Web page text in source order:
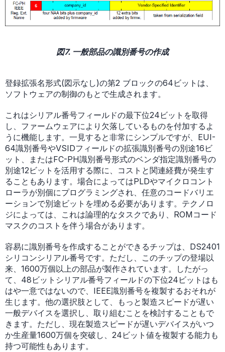
図7. 一般部品の識別番号の作成
登録拡張名形式(図示なし)の第2 ブロックの64ビットは、
ソフトウェアの制御のもとで生成されます。
これはシリアル番号フィールドの最下位24ビットを取得
し、ファームウェアにより欠落しているものを付加するよ
うに機能します。一見すると非常にシンプルですが、EUI-
64識別番号やVSIDフィールドの拡張識別番号の別途16ビ
ット、またはFC-PH識別番号形式のベンダ指定識別番号の
別途12ビットを活用する際に、コストと関連経費が発生す
ることもあります。場合によってはPLDやマイクロコント
ローラが別個にプログラミングされ、任意のコードバリエ
ーションで別途ビットを埋める必要があります。テクノロ
ジによっては、これは論理的なタスクであり、ROMコード
マスクのコストを伴う場合があります。
容易に識別番号を作成することができるチップは、DS2401
シリコンシリアル番号です。ただし、このチップの登場以
来、1600万個以上の部品が製作されています。したがっ
て、48ビットシリアル番号フィールドの下位24ビットはも
はや一意ではないので、IEEE識別番号を複製するおそれが
生じます。他の選択肢として、もっと製造スピードが遅い
一般デバイスを選択し、取り組むことを検討することもで
きます。ただし、現在製造スピードが遅いデバイスがいつ
か生産量1600万個を突破し、24ビット値を複製する能力も
持つ可能性もあります。